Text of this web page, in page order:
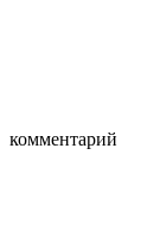
комментарий